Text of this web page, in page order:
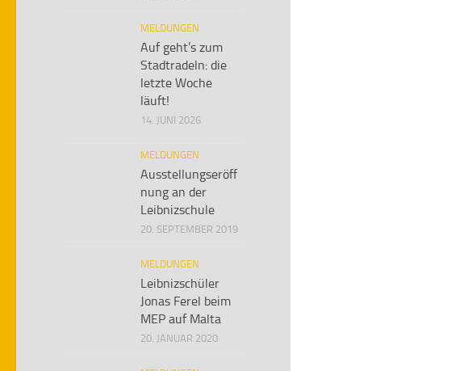
MELDUNGEN
Auf geht’s zum
Stadtradeln: die
letzte Woche
läuft!
14. JUNI 2026
MELDUNGEN
Ausstellungseröff
nung an der
Leibnizschule
20. SEPTEMBER 2019
MELDUNGEN
Leibnizschüler
Jonas Ferel beim
MEP auf Malta
20. JANUAR 2020